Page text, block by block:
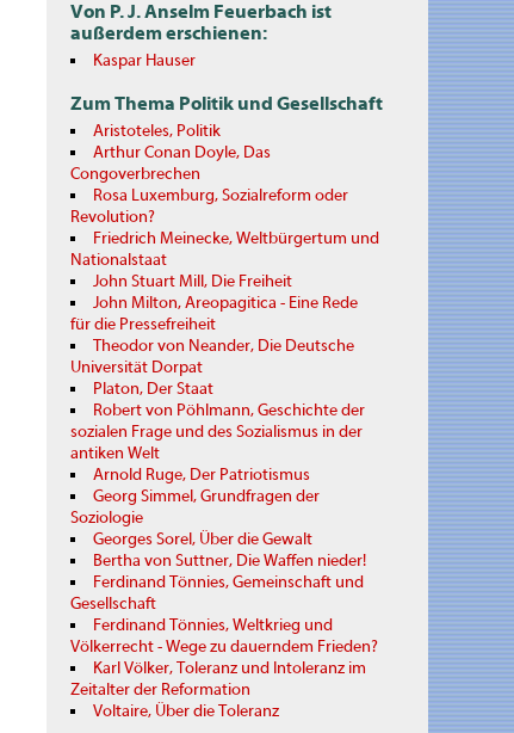
Von P. J. Anselm Feuerbach ist
außerdem erschienen:
Kaspar Hauser
Zum Thema Politik und Gesellschaft
Aristoteles, Politik
Arthur Conan Doyle, Das
Congoverbrechen
Rosa Luxemburg, Sozialreform oder
Revolution?
Friedrich Meinecke, Weltbürgertum und
Nationalstaat
John Stuart Mill, Die Freiheit
John Milton, Areopagitica - Eine Rede
für die Pressefreiheit
Theodor von Neander, Die Deutsche
Universität Dorpat
Platon, Der Staat
Robert von Pöhlmann, Geschichte der
sozialen Frage und des Sozialismus in der
antiken Welt
Arnold Ruge, Der Patriotismus
Georg Simmel, Grundfragen der
Soziologie
Georges Sorel, Über die Gewalt
Bertha von Suttner, Die Waffen nieder!
Ferdinand Tönnies, Gemeinschaft und
Gesellschaft
Ferdinand Tönnies, Weltkrieg und
Völkerrecht - Wege zu dauerndem Frieden?
Karl Völker, Toleranz und Intoleranz im
Zeitalter der Reformation
Voltaire, Über die Toleranz